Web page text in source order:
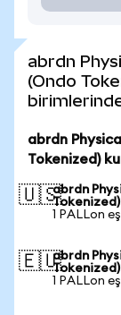
abrdn
(Ondo
abrdn
Tokenized)
🇺🇸abrdn
1 PALLon
🇪🇺abrdn
1 PALLon